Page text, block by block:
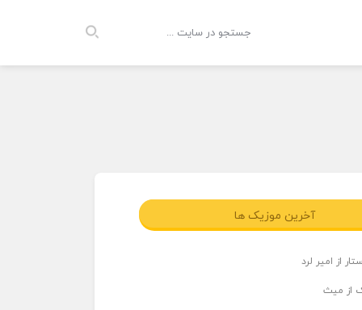
آخرین موزیک ها
از امیر لرد
از میث